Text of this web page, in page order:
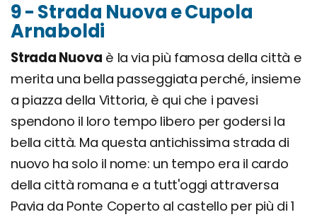
9 - Strada Nuova e Cupola
Arnaboldi
Strada Nuova è la via più famosa della città e
merita una bella passeggiata perché, insieme
a piazza della Vittoria, è qui che i pavesi
spendono il loro tempo libero per godersi la
bella città. Ma questa antichissima strada di
nuovo ha solo il nome: un tempo era il cardo
della città romana e a tutt'oggi attraversa
Pavia da Ponte Coperto al castello per più di 1